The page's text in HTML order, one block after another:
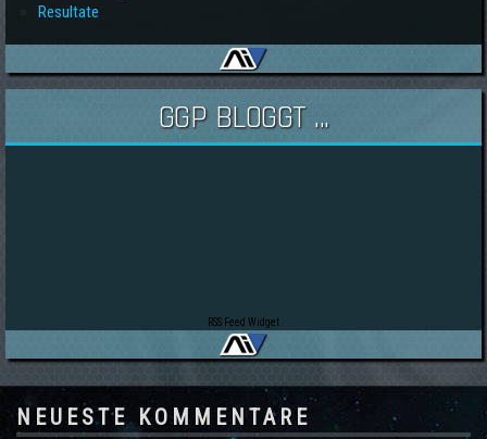
Resultate
GGP BLOGGT ...
RSS Feed Widget
NEUESTE KOMMENTARE